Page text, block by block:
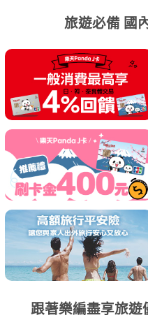
旅遊必備 國
跟著樂編盡享旅遊